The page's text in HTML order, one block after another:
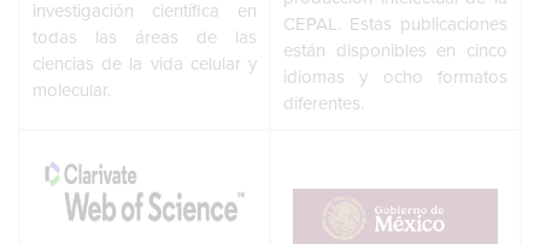
investigación científica en
todas las áreas de las
ciencias de la vida celular y
molecular.
CEPAL. Estas publicaciones
están disponibles en cinco
idiomas y ocho formatos
diferentes.